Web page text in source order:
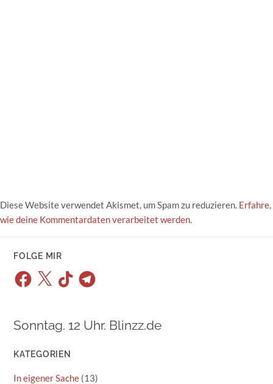
Diese Website verwendet Akismet, um Spam zu reduzieren. Erfahre,
wie deine Kommentardaten verarbeitet werden.
FOLGE MIR
Facebook
X TikTokTelegram
Sonntag. 12 Uhr. Blinzz.de
KATEGORIEN
In eigener Sache (13)